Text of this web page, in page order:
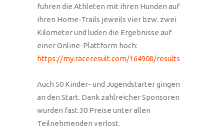
fuhren die Athleten mit ihren Hunden auf
ihren Home-Trails jeweils vier bzw. zwei
Kilometer und luden die Ergebnisse auf
einer Online-Plattform hoch:
https://my.raceresult.com/164908/results
Auch 50 Kinder- und Jugendstarter gingen
an den Start. Dank zahlreicher Sponsoren
wurden fast 30 Preise unter allen
Teilnehmenden verlost.